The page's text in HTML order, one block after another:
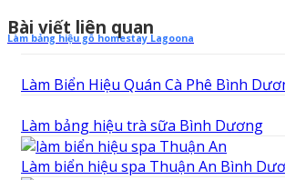
Làm bảng hiệu gỗ homestay Lagoona
Bài viết liên quan
Làm Biển Hiệu Quán Cà Phê Bình
Làm bảng hiệu trà sữa Bình Dương
Làm biển hiệu spa Thuận An Bình